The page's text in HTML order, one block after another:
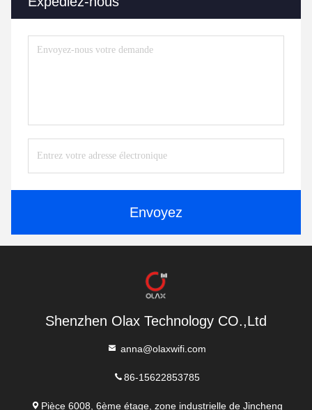
Envoyez
Shenzhen Olax Technology CO.,Ltd
anna@olaxwifi.com
86-15622853785
Pièce 6008, 6ème étage, zone industrielle de Jincheng